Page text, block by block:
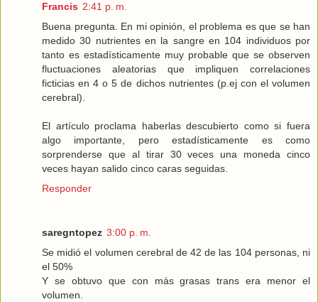
Francis 2:41 p. m.
Buena pregunta. En mi opinión, el problema es que se han
medido 30 nutrientes en la sangre en 104 individuos por
tanto es estadísticamente muy probable que se observen
fluctuaciones aleatorias que impliquen correlaciones
ficticias en 4 o 5 de dichos nutrientes (p.ej con el volumen
cerebral).
El artículo proclama haberlas descubierto como si fuera
algo importante, pero estadísticamente es como
sorprenderse que al tirar 30 veces una moneda cinco
veces hayan salido cinco caras seguidas.
Responder
saregntopez 3:00 p. m.
Se midió el volumen cerebral de 42 de las 104 personas, ni
el 50%
Y se obtuvo que con más grasas trans era menor el
volumen.